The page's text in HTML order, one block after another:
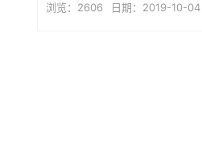
浏览：2606 日期：2019-10-04